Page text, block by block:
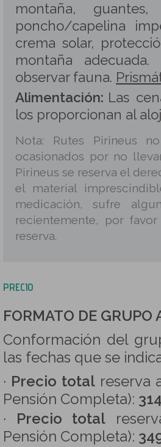
montaña,
poncho/capelina
crema solar,
montaña
observar fauna.
Alimentación: Las
los proporcionan al
Nota: Rutes Pirineus
ocasionados por no
Pirineus se reserva el
el material
medicación, sufre
recientemente, por
reserva.
PRECIO
FORMATO DE GRUPO
Conformación del
las fechas que se
· Precio total reserva
Pensión Completa):
· Precio total
Pensión Completa):